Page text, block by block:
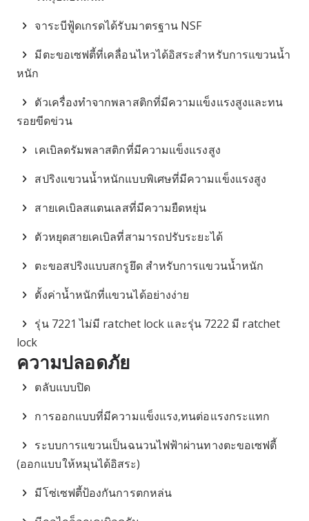
จาระบีฟู้ดเกรดได้รับมาตรฐาน NSF
มีตะขอเซฟตี้ที่เคลื่อนไหวได้อิสระสำหรับการแขวนน้ำ
หนัก
ตัวเครื่องทำจากพลาสติกที่มีความแข็งแรงสูงและทน
รอยขีดข่วน
เคเบิลดรัมพลาสติกที่มีความแข็งแรงสูง
สปริงแขวนน้ำหนักแบบพิเศษที่มีความแข็งแรงสูง
สายเคเบิลสแตนเลสที่มีความยืดหยุ่น
ตัวหยุดสายเคเบิลที่สามารถปรับระยะได้
ตะขอสปริงแบบสกรูยึด สำหรับการแขวนน้ำหนัก
ตั้งค่าน้ำหนักที่แขวนได้อย่างง่าย
รุ่น 7221 ไม่มี ratchet lock และรุ่น 7222 มี ratchet
lock
ความปลอดภัย
ตลับแบบปิด
การออกแบบที่มีความแข็งแรง,ทนต่อแรงกระแทก
ระบบการแขวนเป็นฉนวนไฟฟ้าผ่านทางตะขอเซฟตี้
(ออกแบบให้หมุนได้อิสระ)
มีโซ่เซฟตี้ป้องกันการตกหล่น